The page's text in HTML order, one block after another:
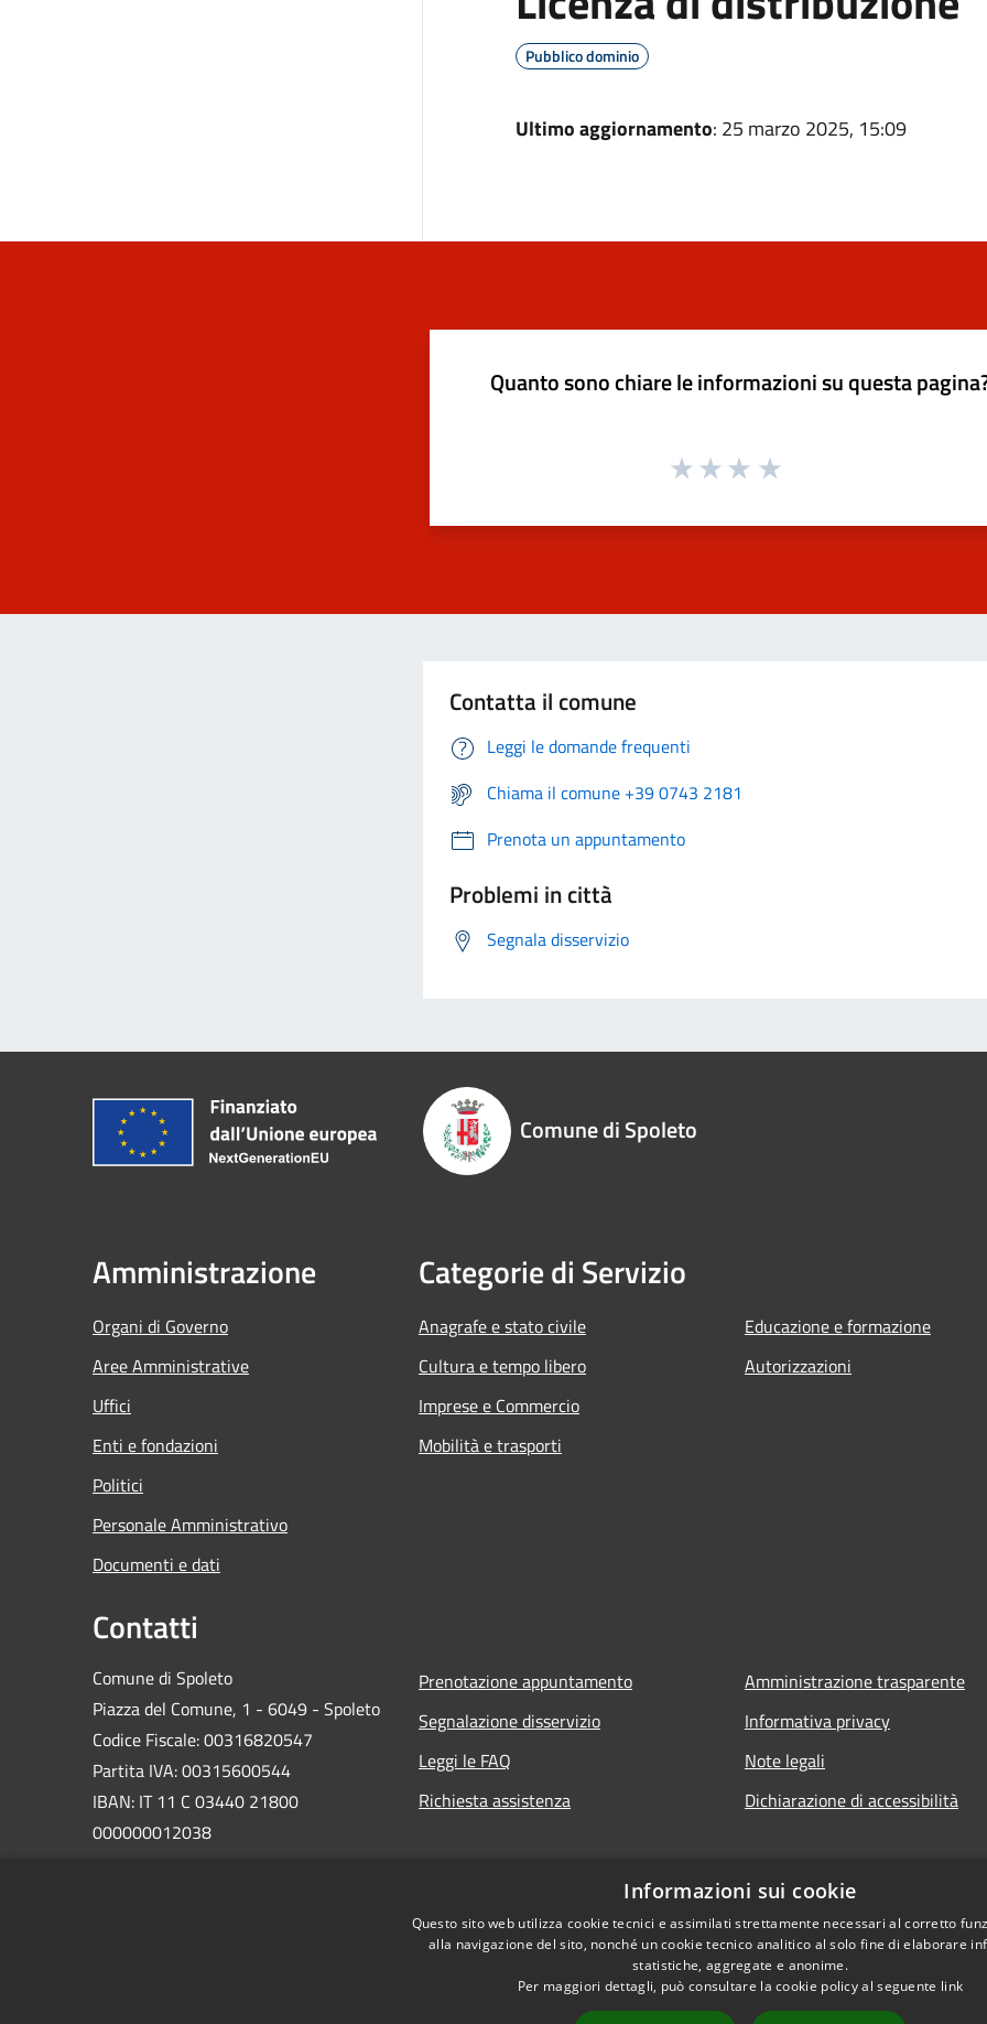
Pubblico dominio
Ultimo aggiornamento: 25 marzo 2025, 15:09
Quanto sono chiare le informazioni su questa
Contatta il comune
Leggi le domande frequenti
Chiama il comune +39 0743 2181
Prenota un appuntamento
Problemi in città
Segnala disservizio
Comune di Spoleto
Amministrazione
Organi di Governo
Aree Amministrative
Uffici
Enti e fondazioni
Politici
Personale Amministrativo
Documenti e dati
Categorie di Servizio
Anagrafe e stato civile
Cultura e tempo libero
Imprese e Commercio
Mobilità e trasporti
Educazione e formazione
Autorizzazioni
Contatti
Comune di Spoleto
Piazza del Comune, 1 - 6049 - Spoleto
Codice Fiscale: 00316820547
Partita IVA: 00315600544
IBAN: IT 11 C 03440 21800
000000012038
Prenotazione appuntamento
Segnalazione disservizio
Leggi le FAQ
Richiesta assistenza
Amministrazione trasparente
Informativa privacy
Note legali
Dichiarazione di accessibilità
Informazioni sui cookie
Questo sito web utilizza cookie tecnici e assimilati strettamente necessari al corretto
alla navigazione del sito, nonché un cookie tecnico analitico al solo fine di elaborare
statistiche, aggregate e anonime.
Per maggiori dettagli, può consultare la cookie policy al seguente link